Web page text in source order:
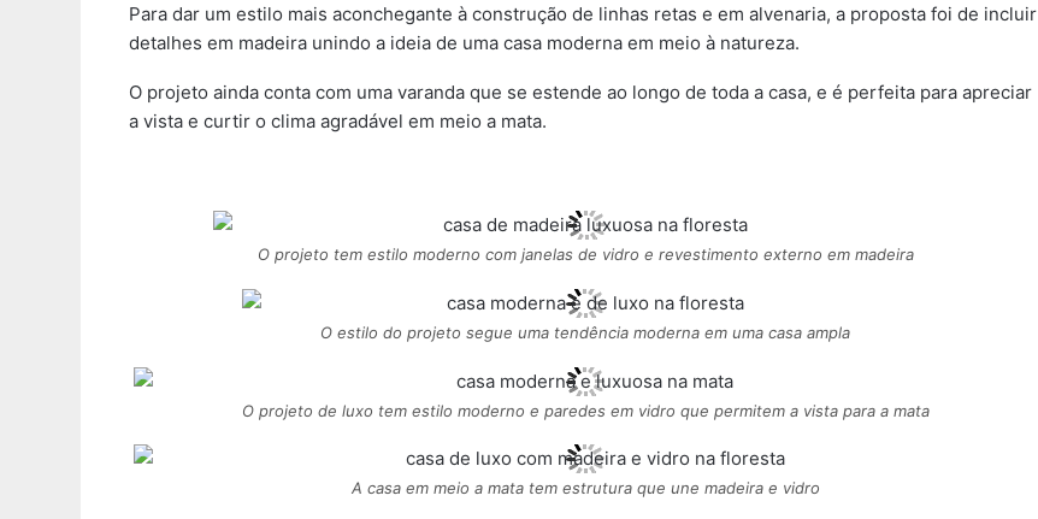
Para dar um estilo mais aconchegante à construção de linhas retas e em alvenaria, a proposta foi de incluir
detalhes em madeira unindo a ideia de uma casa moderna em meio à natureza.
O projeto ainda conta com uma varanda que se estende ao longo de toda a casa, e é perfeita para apreciar
a vista e curtir o clima agradável em meio a mata.
O projeto tem estilo moderno com janelas de vidro e revestimento externo em madeira
O estilo do projeto segue uma tendência moderna em uma casa ampla
O projeto de luxo tem estilo moderno e paredes em vidro que permitem a vista para a mata
A casa em meio a mata tem estrutura que une madeira e vidro